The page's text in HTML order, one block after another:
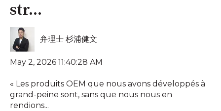
str...
弁理士 杉浦健文
May 2, 2026 11:40:28 AM
« Les produits OEM que nous avons développés à
grand-peine sont, sans que nous nous en
rendions...